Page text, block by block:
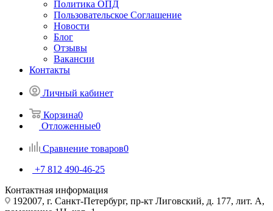
Политика ОПД
Пользовательское Соглашение
Новости
Блог
Отзывы
Вакансии
Контакты
Личный кабинет
Корзина0
Отложенные0
Сравнение товаров0
+7 812 490-46-25
Контактная информация
192007, г. Санкт-Петербург, пр-кт Лиговский, д. 177, лит. А,